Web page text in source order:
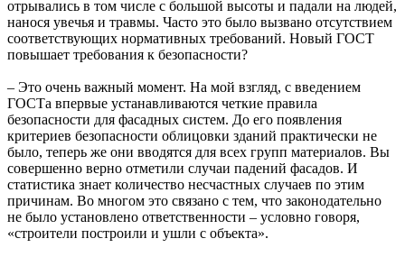
отрывались в том числе с большой высоты и падали на людей,
нанося увечья и травмы. Часто это было вызвано отсутствием
соответствующих нормативных требований. Новый ГОСТ
повышает требования к безопасности?
– Это очень важный момент. На мой взгляд, с введением
ГОСТа впервые устанавливаются четкие правила
безопасности для фасадных систем. До его появления
критериев безопасности облицовки зданий практически не
было, теперь же они вводятся для всех групп материалов. Вы
совершенно верно отметили случаи падений фасадов. И
статистика знает количество несчастных случаев по этим
причинам. Во многом это связано с тем, что законодательно
не было установлено ответственности – условно говоря,
«строители построили и ушли с объекта».